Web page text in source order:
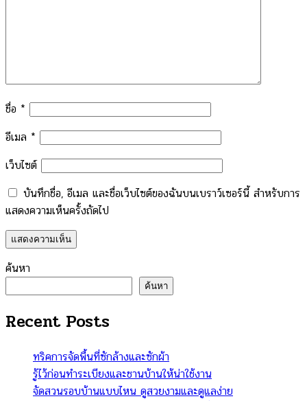
ชื่อ *
อีเมล *
เว็บไซต์
บันทึกชื่อ, อีเมล และชื่อเว็บไซต์ของฉันบนเบราว์เซอร์นี้ สำหรับการ
แสดงความเห็นครั้งถัดไป
ค้นหา
ค้นหา
Recent Posts
ทริคการจัดพื้นที่ซักล้างและซักผ้า
รู้ไว้ก่อนทำระเบียงและชานบ้านให้น่าใช้งาน
จัดสวนรอบบ้านแบบไหน ดูสวยงามและดูแลง่าย